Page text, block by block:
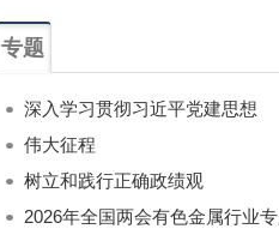
专题
深入学习贯彻习近平党建思想
伟大征程
树立和践行正确政绩观
2026年全国两会有色金属行业